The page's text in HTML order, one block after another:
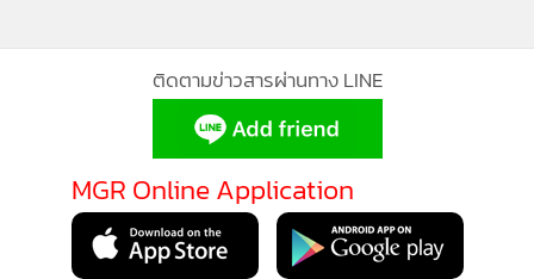
ติดตามข่าวสารผ่านทาง LINE
MGR Online Application